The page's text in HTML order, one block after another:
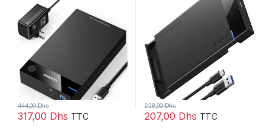
317,00 Dhs
444,00Dhs
TTC 207,00 Dhs
228,00Dhs
TTC